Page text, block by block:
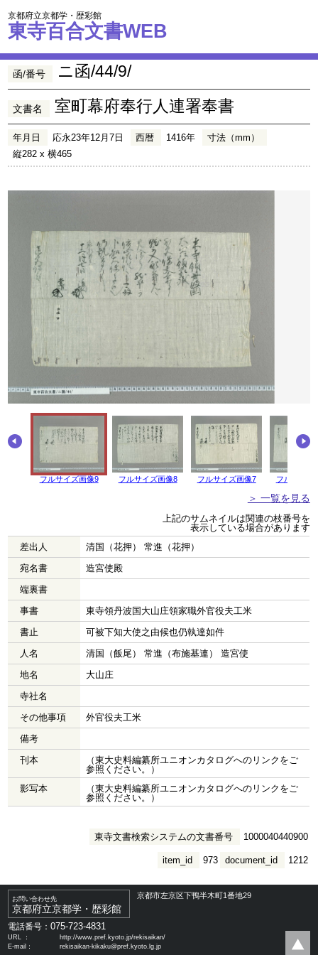
京都府立京都学・歴彩館
東寺百合文書WEB
函/番号 ニ函/44/9/
文書名 室町幕府奉行人連署奉書
年月日 応永23年12月7日 西暦 1416年
寸法（mm）
縦282 x 横465
フルサイズ画像9 フルサイズ画像8 フルサイズ画像7 フルサイズ
＞ 一覧を見る
上記のサムネイルは関連の枝番号を
表示している場合があります
差出人
清国（花押） 常進（花押）
宛名書
造宮使殿
端裏書
事書
東寺領丹波国大山庄領家職外官役夫工米
書止
可被下知大使之由候也仍執達如件
人名
清国（飯尾） 常進（布施基連） 造宮使
地名
大山庄
寺社名
その他事項
外官役夫工米
備考
刊本
（東大史料編纂所ユニオンカタログへのリンクをご
参照ください。）
影写本
（東大史料編纂所ユニオンカタログへのリンクをご
参照ください。）
東寺文書検索システムの文書番号 1000040440900
document_id 1212
item_id 973
お問い合わせ先
京都府立京都学・歴彩館
京都市左京区下鴨半木町1番地29
電話番号：075-723-4831
URL ：
http://www.pref.kyoto.jp/rekisaikan/
E-mail：
rekisaikan-kikaku@pref.kyoto.lg.jp